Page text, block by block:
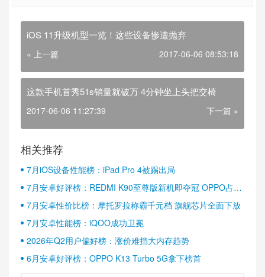
iOS 11升级机型一览！这些设备惨遭抛弃
« 上一篇 2017-06-06 08:53:18
这款手机首秀51s销量就破万 4分钟坐上头把交椅
2017-06-06 11:27:39 下一篇 »
相关推荐
7月iOS设备性能榜：iPad Pro 4被踢出局
7月安卓好评榜：REDMI K90至尊版新机即夺冠 OPPO占据
半壁江山
7月安卓性价比榜：摩托罗拉称霸千元档 旗舰芯片全面下放
7月安卓性能榜：iQOO成功卫冕
2026年Q2用户偏好榜：涨价难挡大内存趋势
6月安卓好评榜：OPPO K13 Turbo 5G拿下榜首